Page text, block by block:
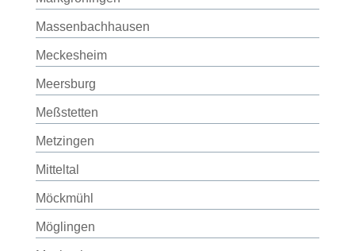
Massenbachhausen
Meckesheim
Meersburg
Meßstetten
Metzingen
Mitteltal
Möckmühl
Möglingen